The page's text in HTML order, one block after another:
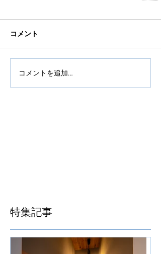
コメント
コメントを追加…
特集記事